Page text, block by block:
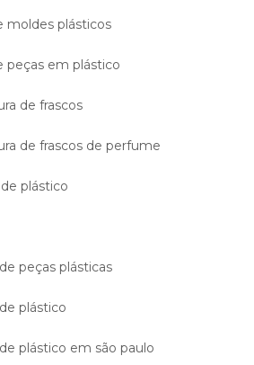
moldes plásticos
peças em plástico
de frascos
de frascos de perfume
plástico
peças plásticas
plástico
plástico em são paulo